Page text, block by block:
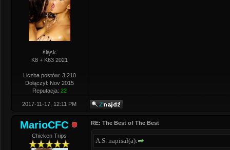
śląsk
K8 + K63 2021
Liczba postów: 3,210
Dołączył: Nov 2015
Reputacja: 22
2017-11-17, 12:11 PM
MarioCFC
Chicken Trips
RE: The Best of The Best
A.S. napisał(a):